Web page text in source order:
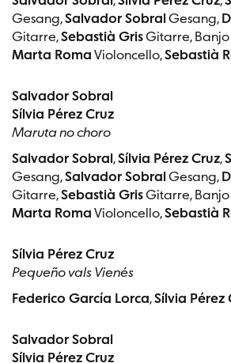
Gesang,Salvador Sobral Gesang,
Gitarre,Sebastià GrisGitarre,
Marta Roma Violoncello,Sebastià
Salvador Sobral
Sílvia Pérez Cruz
Maruta no choro
Salvador Sobral,Sílvia Pérez Cruz,
Gesang,Salvador Sobral Gesang,
Gitarre,Sebastià GrisGitarre,
Marta Roma Violoncello,Sebastià
Sílvia Pérez Cruz
Pequeño vals Vienés
Federico García Lorca,Sílvia Pérez
Salvador Sobral
Sílvia Pérez Cruz